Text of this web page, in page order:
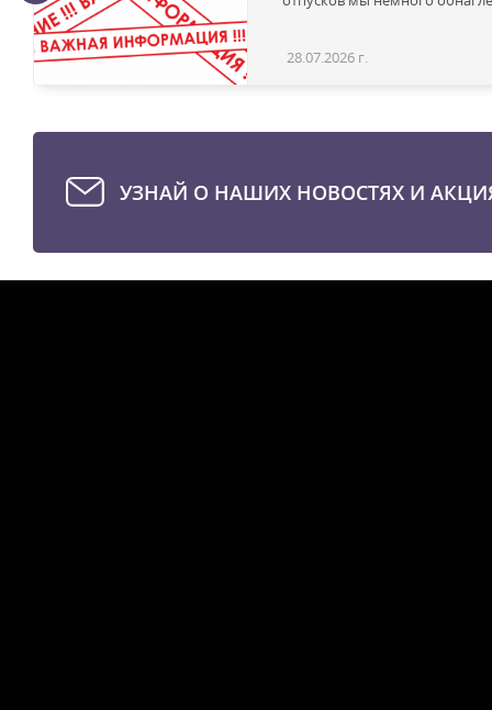
28.07.2026 г.
УЗНАЙ О НАШИХ НОВОСТЯХ И